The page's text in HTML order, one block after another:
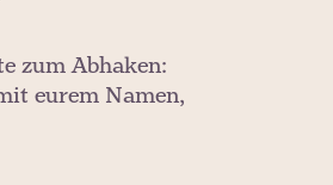
zum Abhaken:
eurem Namen,